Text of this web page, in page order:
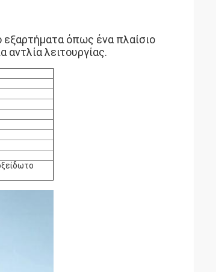
όπως ένα πλαίσιο
αντλία λειτουργίας.